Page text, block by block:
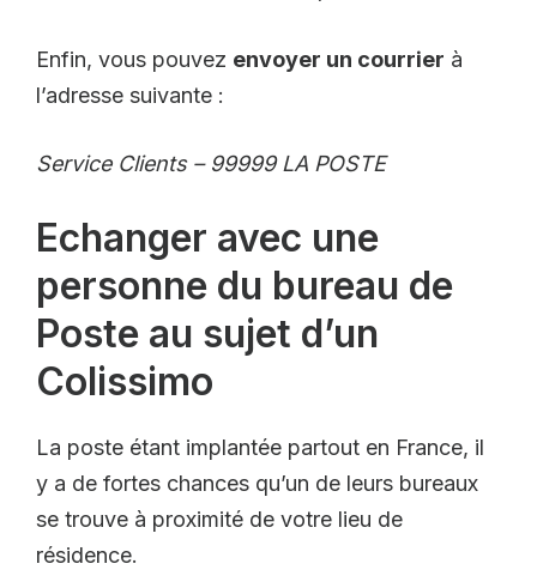
Enfin, vous pouvez envoyer un courrier à
l’adresse suivante :
Service Clients – 99999 LA POSTE
Echanger avec une
personne du bureau de
Poste au sujet d’un
Colissimo
La poste étant implantée partout en France, il
y a de fortes chances qu’un de leurs bureaux
se trouve à proximité de votre lieu de
résidence.